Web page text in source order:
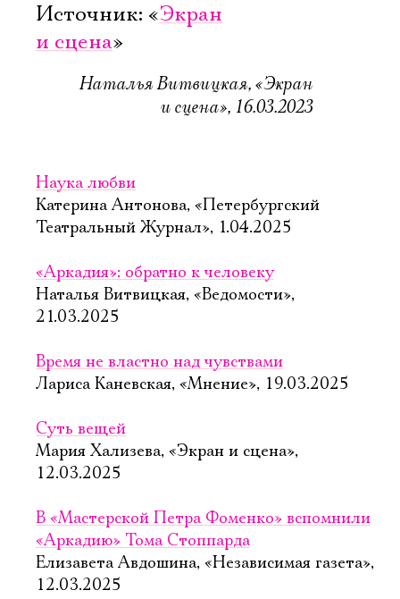
Источник: «Экран
и сцена»
Наталья Витвицкая, «Экран
и сцена», 16.03.2023
Наука любви
Катерина Антонова, «Петербургский
Театральный Журнал», 1.04.2025
«Аркадия»: обратно к человеку
Наталья Витвицкая, «Ведомости»,
21.03.2025
Время не властно над чувствами
Лариса Каневская, «Мнение», 19.03.2025
Суть вещей
Мария Хализева, «Экран и сцена»,
12.03.2025
В «Мастерской Петра Фоменко» вспомнили
«Аркадию» Тома Стоппарда
Елизавета Авдошина, «Независимая газета»,
12.03.2025